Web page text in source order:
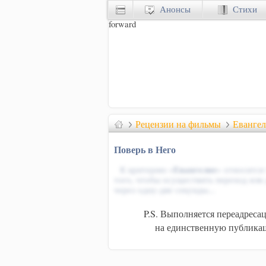
forward
Рецензии на фильмы
Поверь в Него
Евангелие
P.S. Выполняется
на единственную
Анонсы Стихи